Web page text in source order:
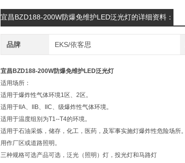
宜昌BZD188-200W防爆免维护LED泛光灯的详细资料：
品牌 EKS/依客思
宜昌BZD188-200W防爆免维护LED泛光灯
适用场所：
适用于爆炸性气体环境1区、2区。
适用于IIA、IIB、IIC、级爆炸性气体环境。
适用于温度组别为T1--T4的环境。
适用于石油采炼，储存，化工，医药，及军事实施灯爆炸性危险场所。
用作厂区或道路照明。
三种规格可选产品可选，泛光（照明）灯，投光灯和马路灯